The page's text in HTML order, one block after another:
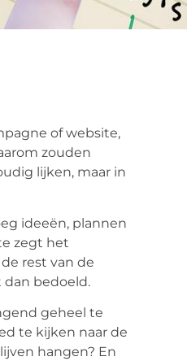
of website,
zouden
lijken, maar in
ideeën, plannen
zegt het
rest van de
bedoeld.
geheel te
te kijken naar de
hangen? En